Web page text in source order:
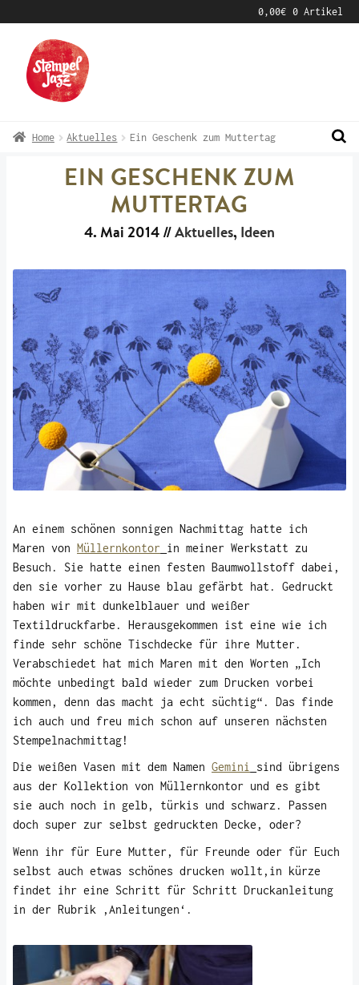
0,00€ 0 Artikel
Navigation
springen
Inhalt
springen
Home Aktuelles Ein Geschenk zum Muttertag
EIN GESCHENK ZUM
MUTTERTAG
4. Mai 2014 //Aktuelles, Ideen
An einem schönen sonnigen Nachmittag hatte ich
Maren vonMüllernkontor in meiner Werkstatt zu
Besuch. Sie hatte einen festen Baumwollstoff dabei,
den sie vorher zu Hause blau gefärbt hat. Gedruckt
haben wir mit dunkelblauer und weißer
Textildruckfarbe. Herausgekommen ist eine wie ich
finde sehr schöne Tischdecke für ihre Mutter.
Verabschiedet hat mich Maren mit den Worten „Ich
möchte unbedingt bald wieder zum Drucken vorbei
kommen, denn das macht ja echt süchtig“. Das finde
ich auch und freu mich schon auf unseren nächsten
Stempelnachmittag!
Die weißen Vasen mit dem NamenGemini
sind übrigens
aus der Kollektion von Müllernkontor und es gibt
sie auch noch in gelb, türkis und schwarz. Passen
doch super zur selbst gedruckten Decke, oder?
Wenn ihr für Eure Mutter, für Freunde oder für Euch
selbst auch etwas schönes drucken wollt,in kürze
findet ihr eine Schritt für Schritt Druckanleitung
in der Rubrik ‚Anleitungen‘.